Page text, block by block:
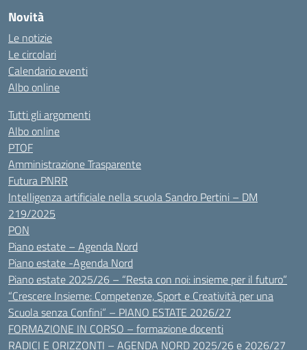
Novità
Le notizie
Le circolari
Calendario eventi
Albo online
Tutti gli argomenti
Albo online
PTOF
Amministrazione Trasparente
Futura PNRR
Intelligenza artificiale nella scuola Sandro Pertini – DM
219/2025
PON
Piano estate – Agenda Nord
Piano estate -Agenda Nord
Piano estate 2025/26 – “Resta con noi: insieme per il futuro”
“Crescere Insieme: Competenze, Sport e Creatività per una
Scuola senza Confini” – PIANO ESTATE 2026/27
FORMAZIONE IN CORSO – formazione docenti
RADICI E ORIZZONTI – AGENDA NORD 2025/26 e 2026/27